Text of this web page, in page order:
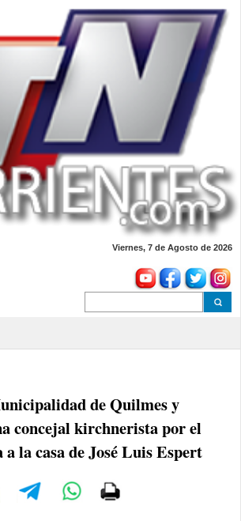
Viernes, 7 de Agosto de 2026
de Quilmes y
concejal kirchnerista por el
a la casa de José Luis Espert